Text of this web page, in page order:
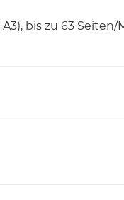
bis zu 63 Seiten/